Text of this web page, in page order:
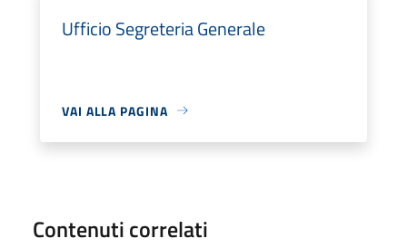
Ufficio Segreteria Generale
VAI ALLA PAGINA
Contenuti correlati